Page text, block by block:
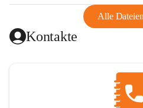
Aus diesem Grund war die
Schmuggel zu betreiben. Es
Überfällen und Schießereien.
wirtschaftlich ging es bergauf.
1926. Es folgten
Unanbringlichkeit von
Alle
Kontakte